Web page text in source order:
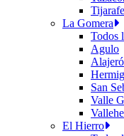
Tijarafe
La Gomera
Todos
Agulo
Alajeró
San
Valle
El Hierro